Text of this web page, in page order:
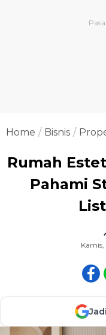
Home Bisnis
Rumah
Pahami